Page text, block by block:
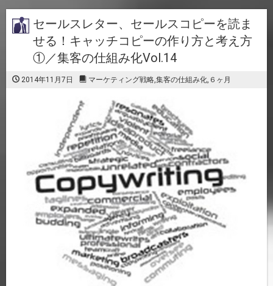
セールスレター、セールスコピーを読ま
せる！キャッチコピーの作り方と考え方
①／集客の仕組み化Vol.14
2014年11月7日 マーケティング戦略,集客の仕組み化, ６ヶ月